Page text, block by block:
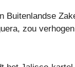
zou